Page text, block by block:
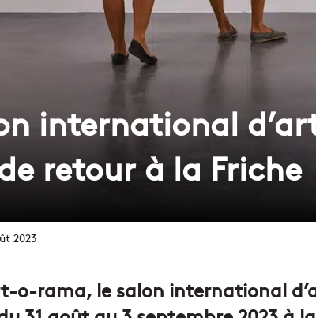
international
retour à la Friche
2023
o-rama, le salon international